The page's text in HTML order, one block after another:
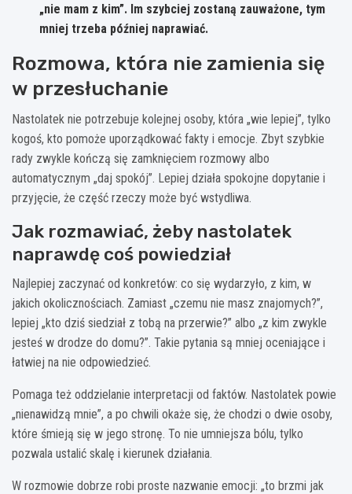
„nie mam z kim”. Im szybciej zostaną zauważone, tym
mniej trzeba później naprawiać.
Rozmowa, która nie zamienia się
w przesłuchanie
Nastolatek nie potrzebuje kolejnej osoby, która „wie lepiej”, tylko
kogoś, kto pomoże uporządkować fakty i emocje. Zbyt szybkie
rady zwykle kończą się zamknięciem rozmowy albo
automatycznym „daj spokój”. Lepiej działa spokojne dopytanie i
przyjęcie, że część rzeczy może być wstydliwa.
Jak rozmawiać, żeby nastolatek
naprawdę coś powiedział
Najlepiej zaczynać od konkretów: co się wydarzyło, z kim, w
jakich okolicznościach. Zamiast „czemu nie masz znajomych?”,
lepiej „kto dziś siedział z tobą na przerwie?” albo „z kim zwykle
jesteś w drodze do domu?”. Takie pytania są mniej oceniające i
łatwiej na nie odpowiedzieć.
Pomaga też oddzielanie interpretacji od faktów. Nastolatek powie
„nienawidzą mnie”, a po chwili okaże się, że chodzi o dwie osoby,
które śmieją się w jego stronę. To nie umniejsza bólu, tylko
pozwala ustalić skalę i kierunek działania.
W rozmowie dobrze robi proste nazwanie emocji: „to brzmi jak